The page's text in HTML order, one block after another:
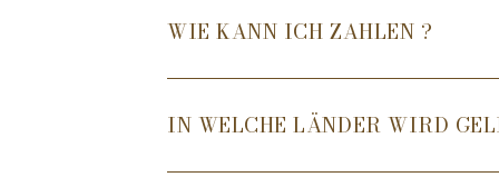
WIE KANN ICH ZAHLEN ?
IN WELCHE LÄNDER WIRD